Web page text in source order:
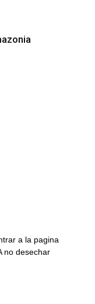
a la pagina
no desechar